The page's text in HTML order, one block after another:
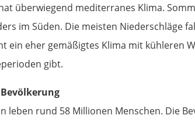
überwiegend mediterranes Klima.
im Süden. Die meisten Niederschläge
ein eher gemäßigtes Klima mit kühleren
gibt.
leben rund 58 Millionen Menschen. Die